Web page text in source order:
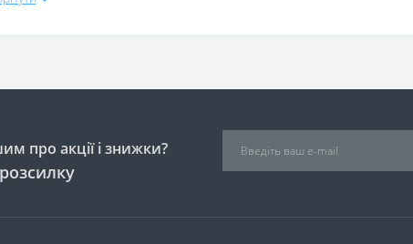
про акції і знижки?